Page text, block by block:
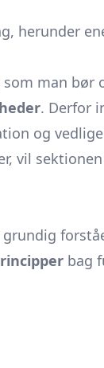
herunder
man bør
. Derfor
og
vil
bag